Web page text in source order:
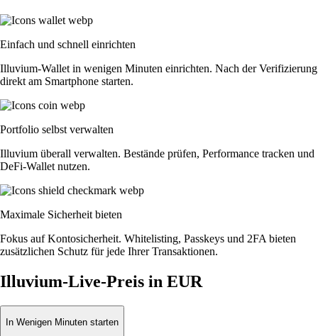
Einfach und schnell einrichten
Illuvium-Wallet in wenigen Minuten einrichten. Nach der Verifizierung
direkt am Smartphone starten.
Portfolio selbst verwalten
Illuvium überall verwalten. Bestände prüfen, Performance tracken und
DeFi-Wallet nutzen.
Maximale Sicherheit bieten
Fokus auf Kontosicherheit. Whitelisting, Passkeys und 2FA bieten
zusätzlichen Schutz für jede Ihrer Transaktionen.
Illuvium-Live-Preis in EUR
In Wenigen Minuten starten